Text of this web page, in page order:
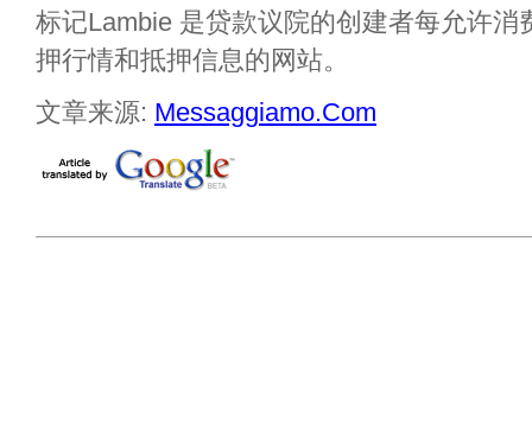
标记Lambie 是贷款议院的创建者每允许
押行情和抵押信息的网站。
文章来源: Messaggiamo.Com